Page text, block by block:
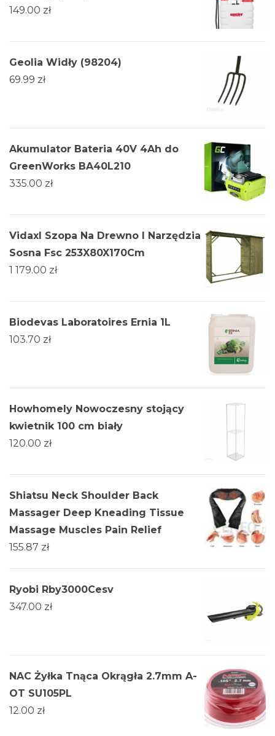
149.00 zł
Geolia Widły (98204)
69.99 zł
Akumulator Bateria 40V 4Ah do
GreenWorks BA40L210
335.00 zł
Vidaxl Szopa Na Drewno I Narzędzia
Sosna Fsc 253X80X170Cm
1 179.00 zł
Biodevas Laboratoires Ernia 1L
103.70 zł
Howhomely Nowoczesny stojący
kwietnik 100 cm biały
120.00 zł
Shiatsu Neck Shoulder Back
Massager Deep Kneading Tissue
Massage Muscles Pain Relief
155.87 zł
Ryobi Rby3000Cesv
347.00 zł
NAC Żyłka Tnąca Okrągła 2.7mm A-
OT SU105PL
12.00 zł